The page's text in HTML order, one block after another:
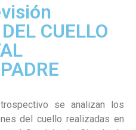
CUELLO
se analizan los
del cuello realizadas en